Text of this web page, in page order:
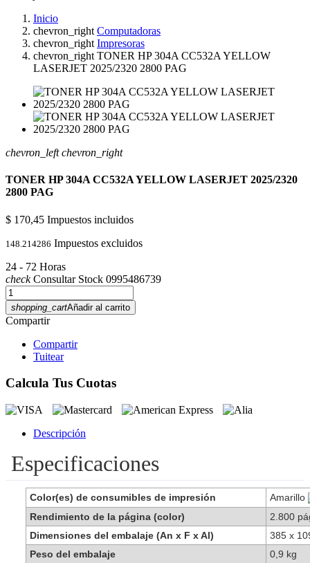
Inicio
chevron_right Computadoras
chevron_right Impresoras
chevron_right TONER HP 304A CC532A YELLOW
LASERJET 2025/2320 2800 PAG
chevron_left chevron_right
TONER HP 304A CC532A YELLOW LASERJET 2025/2320
2800 PAG
$ 170,45 Impuestos incluidos
148.214286 Impuestos excluidos
24 - 72 Horas
checkConsultar Stock 0995486739
shopping_cartAñadir al carrito
Compartir
Compartir
Tuitear
Calcula Tus Cuotas
Descripción
Especificaciones
Color(es) de consumibles de impresión
Amarillo
Rendimiento de la página (color)
2.800
Dimensiones del embalaje (An x F x Al)
385 x
Peso del embalaje
0,9 kg